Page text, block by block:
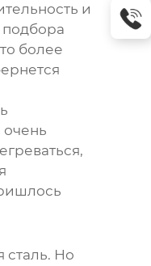
и
подбора
более
очень
сталь. Но